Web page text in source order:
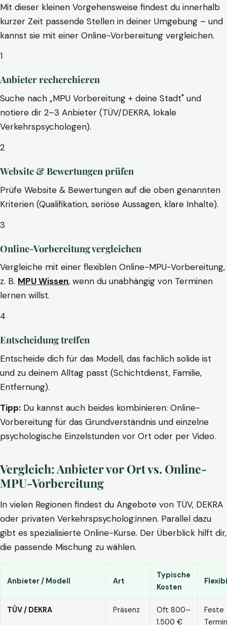
Mit dieser kleinen Vorgehensweise findest du innerhalb
kurzer Zeit passende Stellen in deiner Umgebung – und
kannst sie mit einer Online-Vorbereitung vergleichen.
1
Anbieter recherchieren
Suche nach „MPU Vorbereitung + deine Stadt" und
notiere dir 2–3 Anbieter (TÜV/DEKRA, lokale
Verkehrspsychologen).
2
Website & Bewertungen prüfen
Prüfe Website & Bewertungen auf die oben genannten
Kriterien (Qualifikation, seriöse Aussagen, klare Inhalte).
3
Online-Vorbereitung vergleichen
Vergleiche mit einer flexiblen Online-MPU-Vorbereitung,
z. B. MPU Wissen, wenn du unabhängig von Terminen
lernen willst.
4
Entscheidung treffen
Entscheide dich für das Modell, das fachlich solide ist
und zu deinem Alltag passt (Schichtdienst, Familie,
Entfernung).
Tipp: Du kannst auch beides kombinieren: Online-
Vorbereitung für das Grundverständnis und einzelne
psychologische Einzelstunden vor Ort oder per Video.
Vergleich: Anbieter vor Ort vs. Online-
MPU-Vorbereitung
In vielen Regionen findest du Angebote von TÜV, DEKRA
oder privaten Verkehrspsycholog:innen. Parallel dazu
gibt es spezialisierte Online-Kurse. Der Überblick hilft dir,
die passende Mischung zu wählen.
Anbieter / Modell Art
Typische
Kosten
TÜV / DEKRA Präsenz
Oft 800–
1.500 €
Feste